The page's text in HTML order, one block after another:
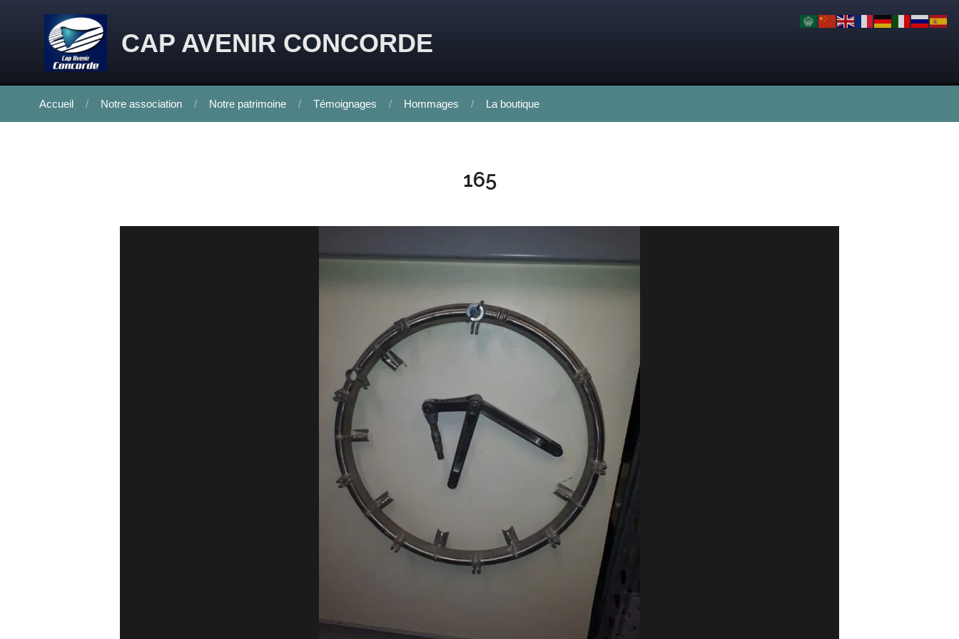
CAP AVENIR CONCORDE
Accueil Notre association Notre patrimoine Témoignages Hommages La boutique
165